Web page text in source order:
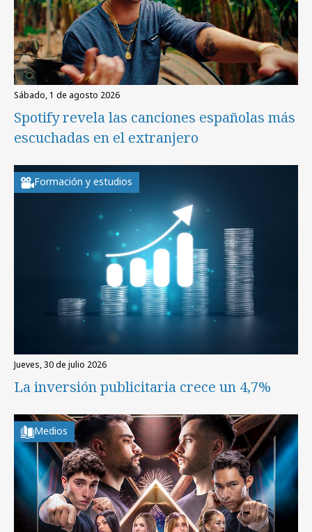
sábado, 1 de agosto 2026
Spotify revela las canciones españolas más
escuchadas en el extranjero
Formación y estudios
jueves, 30 de julio 2026
La inversión publicitaria crece un 4,7%
Medios